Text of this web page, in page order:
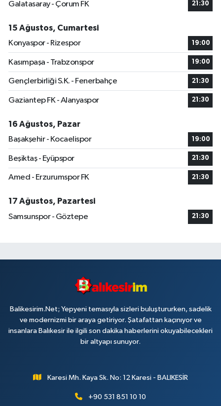
Galatasaray - Çorum FK
21:30
15 Ağustos, Cumartesi
Konyaspor - Rizespor
19:00
Kasımpaşa - Trabzonspor 19:00
Gençlerbirliği S.K. - Fenerbahçe 21:30
Gaziantep FK - Alanyaspor 21:30
16 Ağustos, Pazar
Başakşehir - Kocaelispor
19:00
Beşiktaş - Eyüpspor 21:30
Amed - Erzurumspor FK 21:30
17 Ağustos, Pazartesi
Samsunspor - Göztepe
21:30
Balikesirim.Net; Yepyeni temasıyla sizleri buluştururken, sadelik
ve modernizmi bir araya getiriyor. Şatafattan kaçınıyor ve
insanlara Balıkesir ile ilgili son dakika haberlerini okuyabilecekleri
bir altyapı sunuyor.
Karesi Mh. Kaya Sk. No: 12 Karesi - BALIKESİR
+90 531 851 10 10